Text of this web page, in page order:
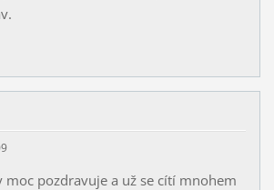
moc pozdravuje a už se cítí mnohem